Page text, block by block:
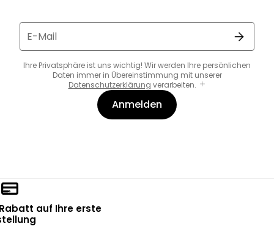
E-Mail
Ihre Privatsphäre ist uns wichtig! Wir werden Ihre persönlichen
Daten immer in Übereinstimmung mit unserer
Datenschutzerklärung verarbeiten.
Anmelden
auf Ihre erste